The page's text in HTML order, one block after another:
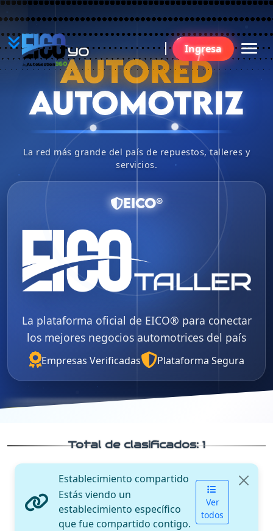
YO
BU
AutoGestion 360
Ingresa
AUTORED
AUTOMOTRIZ
La red más grande del país de repuestos, talleres y
servicios.
EICO®
La plataforma oficial de EICO® para conectar
los mejores negocios automotrices del país
Empresas Verificadas Plataforma Segura
Total de clasificados:1
Establecimiento compartido
Estás viendo un
establecimiento específico
que fue compartido contigo.
Ver
todos